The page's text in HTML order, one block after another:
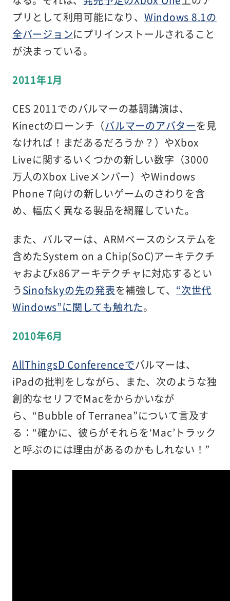
プリとして利用可能になり、 Windows 8.1の
全バージョンにプリインストールされること
が決まっている。
2011年1月
CES 2011でのバルマーの基調講演は、
Kinectのローンチ（バルマーのアバターを見
なければ！まだあるだろうか？）やXbox
Liveに関するいくつかの新しい数字（3000
万人のXbox Liveメンバー）やWindows
Phone 7向けの新しいゲームのさわりを含
め、幅広く異なる製品を網羅していた。
また、バルマーは、ARMベースのシステムを
含めたSystem on a Chip(SoC)アーキテクチ
ャおよびx86アーキテクチャに対応するとい
うSinofskyの先の発表を補強して、 “次世代
Windows”に関しても触れた。
2010年6月
AllThingsD Conferenceでバルマーは、
iPadの批判をしながら、また、次のような独
創的なセリフでMacをからかいなが
ら、“Bubble of Terranea”について言及す
る：“確かに、彼らがそれらを‘Mac’トラック
と呼ぶのには理由があるのかもしれない！”